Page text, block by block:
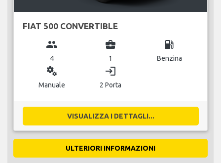
FIAT 500 CONVERTIBLE
group
4
business_center
1
local_gas_station
Benzina
miscellaneous_services
Manuale
login
2 Porta
VISUALIZZA I DETTAGLI...
ULTERIORI INFORMAZIONI